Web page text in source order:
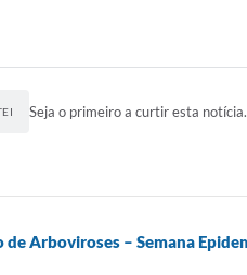
Seja o primeiro a curtir esta notícia.
Arboviroses – Semana